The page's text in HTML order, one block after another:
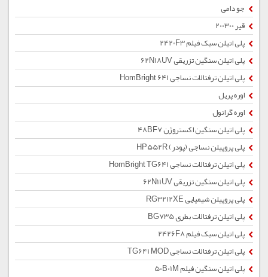
جو دامی
قیر 200300
پلی اتیلن سبک فیلم 2420F3
پلی اتیلن سنگین تزریقی 62N18UV
پلی اتیلن ترفتالات نساجی HomBright 641
اوره پریل
اوره گرانول
پلی اتیلن سنگین اکستروژن 48BF7
پلی پروپیلن نساجی (پودر) HP552R
پلی اتیلن ترفتالات نساجی HomBright TG641
پلی اتیلن سنگین تزریقی 62N11UV
پلی پروپیلن شیمیایی RG3212XE
پلی اتیلن ترفتالات بطری BG735
پلی اتیلن سبک فیلم 2426F8
پلی اتیلن ترفتالات نساجی TG641 MOD
پلی اتیلن سنگین فیلم 50B01M